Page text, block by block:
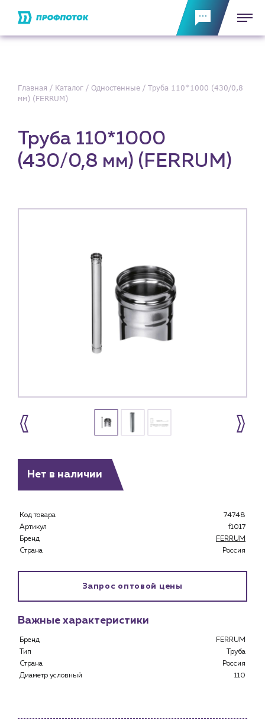
Монтажным бригадам
Предприятиям и юр.лицам
История компании
Сервис и обслуживание инженерных систем
Главная Каталог Одностенные
Труба 110*1000 (430/0,8
мм) (FERRUM)
Труба 110*1000
(430/0,8 мм) (FERRUM)
Нет в наличии
Код товара
74748
Артикул
f1017
Бренд
FERRUM
Страна
Россия
Запрос оптовой цены
Важные характеристики
Бренд
FERRUM
Тип
Труба
Страна
Россия
Диаметр условный
110